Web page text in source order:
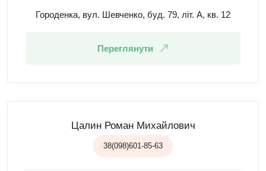
Городенка, вул. Шевченко, буд. 79, літ. А, кв. 12
Переглянути
Цалин Роман Михайлович
38(098)601-85-63